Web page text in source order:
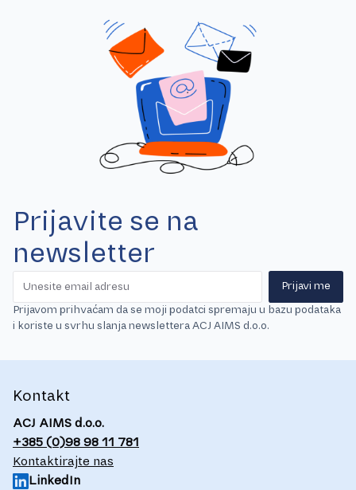
Prijavite se na
newsletter
Prijavi me
Prijavom prihvaćam da se moji podatci spremaju u bazu podataka
i koriste u svrhu slanja newslettera ACJ AIMS d.o.o.
Kontakt
ACJ AIMS d.o.o.
+385 (0)98 98 11 781
Kontaktirajte nas
LinkedIn